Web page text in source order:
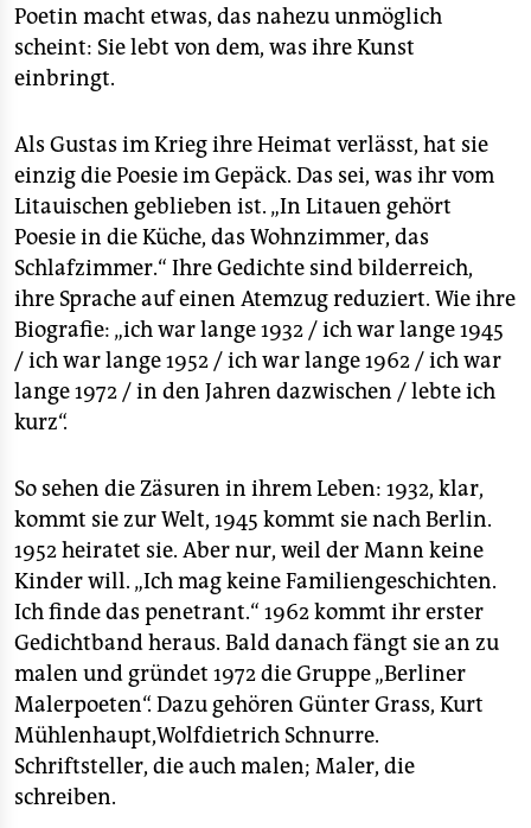
Poetin macht etwas, das nahezu unmöglich
scheint: Sie lebt von dem, was ihre Kunst
einbringt.
Als Gustas im Krieg ihre Heimat verlässt, hat sie
einzig die Poesie im Gepäck. Das sei, was ihr vom
Litauischen geblieben ist. „In Litauen gehört
Poesie in die Küche, das Wohnzimmer, das
Schlafzimmer.“ Ihre Gedichte sind bilderreich,
ihre Sprache auf einen Atemzug reduziert. Wie ihre
Biografie: „ich war lange 1932 / ich war lange 1945
/ ich war lange 1952 / ich war lange 1962 / ich war
lange 1972 / in den Jahren dazwischen / lebte ich
kurz“.
So sehen die Zäsuren in ihrem Leben: 1932, klar,
kommt sie zur Welt, 1945 kommt sie nach Berlin.
1952 heiratet sie. Aber nur, weil der Mann keine
Kinder will. „Ich mag keine Familiengeschichten.
Ich finde das penetrant.“ 1962 kommt ihr erster
Gedichtband heraus. Bald danach fängt sie an zu
malen und gründet 1972 die Gruppe „Berliner
Malerpoeten“. Dazu gehören Günter Grass, Kurt
Mühlenhaupt,Wolfdietrich Schnurre.
Schriftsteller, die auch malen; Maler, die
schreiben.